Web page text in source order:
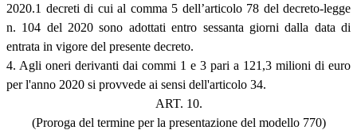
2020.1 decreti di cui al comma 5 dell’articolo 78 del decreto-legge
n. 104 del 2020 sono adottati entro sessanta giorni dalla data di
entrata in vigore del presente decreto.
4. Agli oneri derivanti dai commi 1 e 3 pari a 121,3 milioni di euro
per l'anno 2020 si provvede ai sensi dell'articolo 34.
ART. 10.
(Proroga del termine per la presentazione del modello 770)